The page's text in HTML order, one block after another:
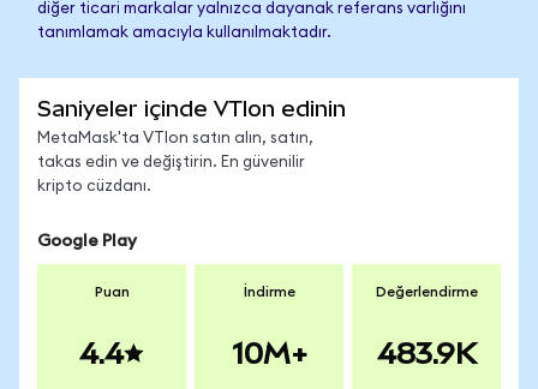
diğer ticari markalar yalnızca dayanak referans varlığını
tanımlamak amacıyla kullanılmaktadır.
Saniyeler içinde VTIon edinin
MetaMask'ta VTIon satın alın, satın,
takas edin ve değiştirin. En güvenilir
kripto cüzdanı.
Google Play
Puan
4.4
İndirme
10M+
Değerlendirme
483.9K